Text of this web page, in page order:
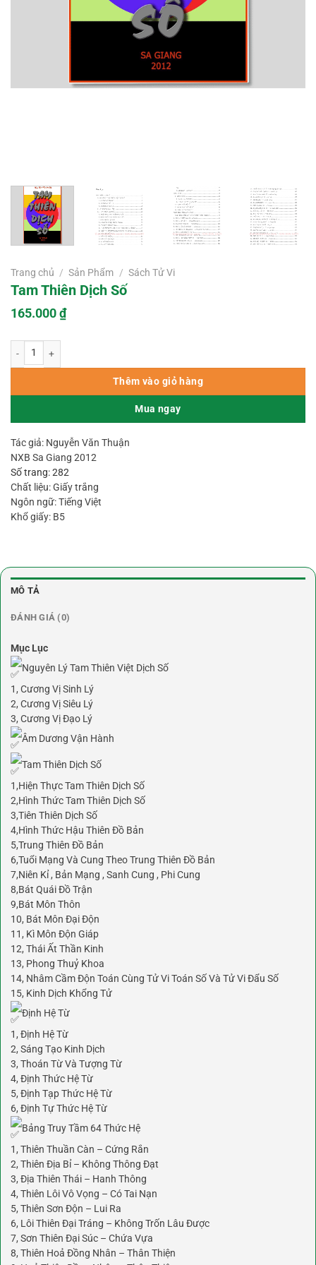
Trang chủ / Sản Phẩm / Sách Tử Vi
Tam Thiên Dịch Số
165.000₫
Thêm vào giỏ hàng
Mua ngay
Tác giả: Nguyễn Văn Thuận
NXB Sa Giang 2012
Số trang: 282
Chất liệu: Giấy trắng
Ngôn ngữ: Tiếng Việt
Khổ giấy: B5
MÔ TẢ
ĐÁNH GIÁ (0)
Mục Lục
Nguyên Lý Tam Thiên Việt Dịch Số
1, Cương Vị Sinh Lý
2, Cương Vị Siêu Lý
3, Cương Vị Đạo Lý
Âm Dương Vận Hành
Tam Thiên Dịch Số
1,Hiện Thực Tam Thiên Dịch Số
2,Hình Thức Tam Thiên Dịch Số
3,Tiên Thiên Dịch Số
4,Hình Thức Hậu Thiên Đồ Bản
5,Trung Thiên Đồ Bản
6,Tuổi Mạng Và Cung Theo Trung Thiên Đồ Bản
7,Niên Kỉ , Bản Mạng , Sanh Cung , Phi Cung
8,Bát Quái Đồ Trận
9,Bát Môn Thôn
10, Bát Môn Đại Độn
11, Kì Môn Độn Giáp
12, Thái Ất Thần Kinh
13, Phong Thuỷ Khoa
14, Nhâm Cầm Độn Toán Cùng Tử Vi Toán Số Và Tử Vi Đẩu Số
15, Kinh Dịch Khổng Tử
Định Hệ Từ
1, Định Hệ Từ
2, Sáng Tạo Kinh Dịch
3, Thoán Từ Và Tượng Từ
4, Định Thức Hệ Từ
5, Định Tạp Thức Hệ Từ
6, Định Tự Thức Hệ Từ
Bảng Truy Tầm 64 Thức Hệ
1, Thiên Thuần Càn – Cứng Rắn
2, Thiên Địa Bỉ – Không Thông Đạt
3, Địa Thiên Thái – Hanh Thông
4, Thiên Lôi Vô Vọng – Có Tai Nạn
5, Thiên Sơn Độn – Lui Ra
6, Lôi Thiên Đại Tráng – Không Trốn Lâu Được
7, Sơn Thiên Đại Súc – Chứa Vựa
8, Thiên Hoả Đồng Nhân – Thân Thiện